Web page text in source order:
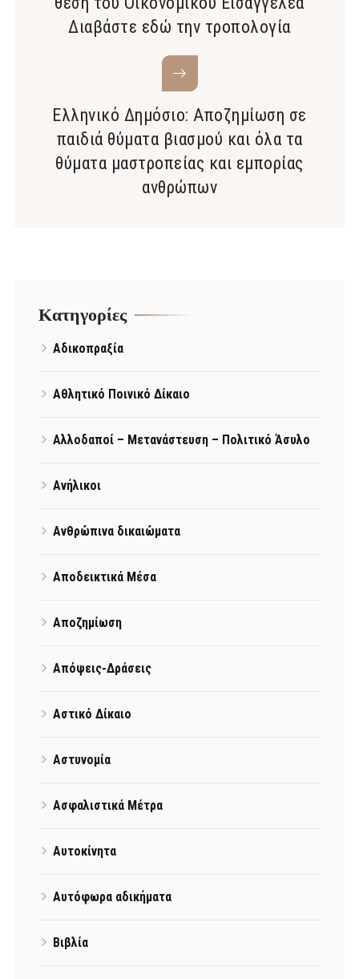
Διαβάστε εδώ την τροπολογία
Ελληνικό Δημόσιο: Αποζημίωση σε
παιδιά θύματα βιασμού και όλα τα
θύματα μαστροπείας και εμπορίας
ανθρώπων
Kατηγορίες
Αδικοπραξία
Αθλητικό Ποινικό Δίκαιο
Αλλοδαποί – Μετανάστευση – Πολιτικό Άσυλο
Ανήλικοι
Ανθρώπινα δικαιώματα
Αποδεικτικά Μέσα
Αποζημίωση
Απόψεις-Δράσεις
Αστικό Δίκαιο
Αστυνομία
Ασφαλιστικά Μέτρα
Αυτοκίνητα
Αυτόφωρα αδικήματα
Βιβλία